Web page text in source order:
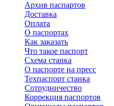
Архив паспартов
Доставка
Оплата
О паспортах
Как заказать
Что такое паспорт
Схема станка
О паспорте на пресс
Техпаспорт станка
Сотрудничество
Коррекция паспортов